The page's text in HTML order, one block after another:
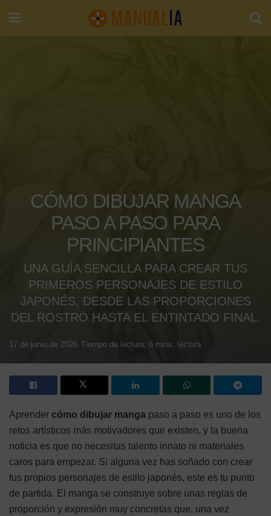
CÓMO DIBUJAR MANGA
PASO A PASO PARA
PRINCIPIANTES
UNA GUÍA SENCILLA PARA CREAR TUS
PRIMEROS PERSONAJES DE ESTILO
JAPONÉS, DESDE LAS PROPORCIONES
DEL ROSTRO HASTA EL ENTINTADO FINAL.
17 de junio de 2026 Tiempo de lectura: 6 mins. lectura
Aprender cómo dibujar manga paso a paso es uno de los
retos artísticos más motivadores que existen, y la buena
noticia es que no necesitas talento innato ni materiales
caros para empezar. Si alguna vez has soñado con crear
tus propios personajes de estilo japonés, este es tu punto
de partida. El manga se construye sobre unas reglas de
proporción y expresión muy concretas que, una vez